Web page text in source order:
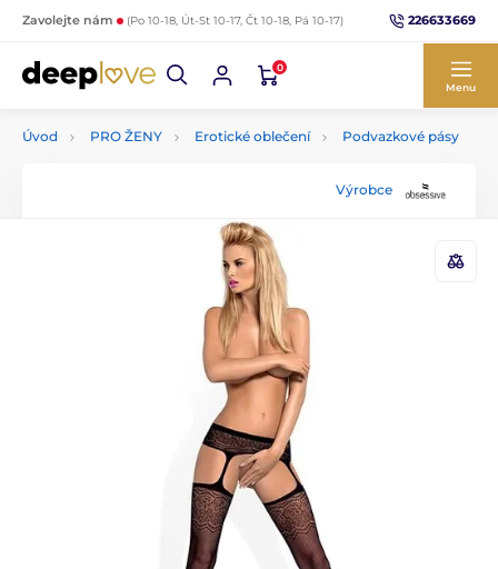
Zavolejte nám (Po 10-18, Út-St 10-17, Čt 10-18, Pá 10-17) 226633669
0
Menu
Úvod PRO ŽENY Erotické oblečení Podvazkové pásy
Výrobce